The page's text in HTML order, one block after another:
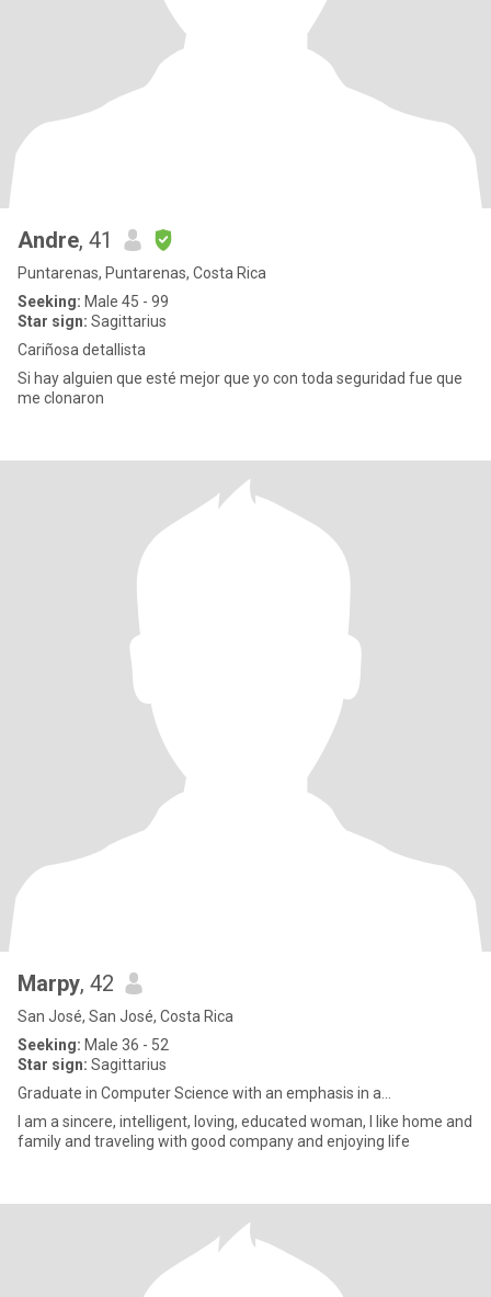
Andre, 41
Puntarenas, Puntarenas, Costa Rica
Seeking: Male 45 - 99
Star sign: Sagittarius
Cariñosa detallista
Si hay alguien que esté mejor que yo con toda seguridad fue que
me clonaron
Marpy, 42
San José, San José, Costa Rica
Seeking: Male 36 - 52
Star sign: Sagittarius
Graduate in Computer Science with an emphasis in a...
I am a sincere, intelligent, loving, educated woman, I like home and
family and traveling with good company and enjoying life